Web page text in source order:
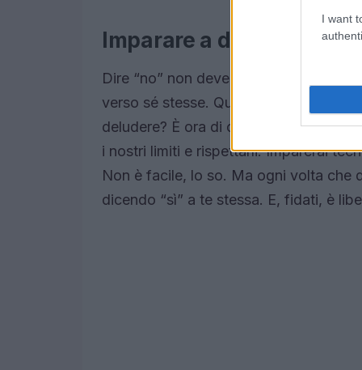
I want
Imparare a dire “no”
Dire “no” non deve essere visto
verso sé stesse. Quante volte
deludere? È ora di cambiare rotta. In
i nostri limiti e rispettarli. Imparerai
Non è facile, lo so. Ma ogni volta che
dicendo “sì” a te stessa. E, fidati, è